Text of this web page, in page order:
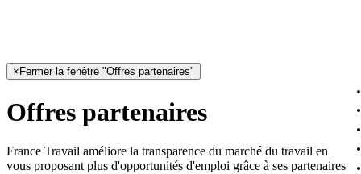
× Fermer la fenêtre "Offres partenaires"
Offres partenaires
France Travail améliore la transparence du marché du travail en
vous proposant plus d'opportunités d'emploi grâce à ses partenaires